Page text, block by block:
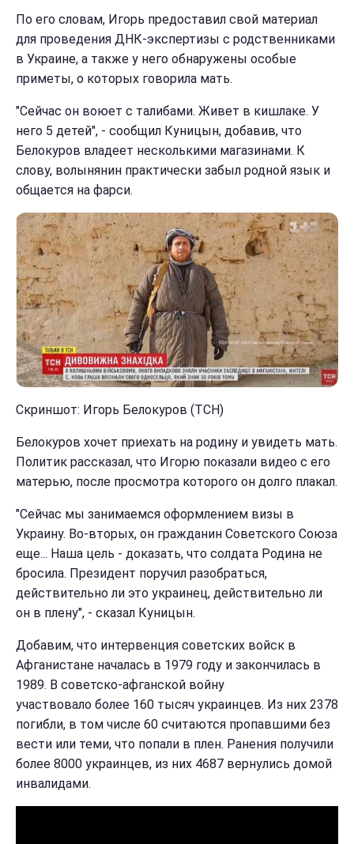
По его словам, Игорь предоставил свой материал
для проведения ДНК-экспертизы с родственниками
в Украине, а также у него обнаружены особые
приметы, о которых говорила мать.
"Сейчас он воюет с талибами. Живет в кишлаке. У
него 5 детей", - сообщил Куницын, добавив, что
Белокуров владеет несколькими магазинами. К
слову, волынянин практически забыл родной язык и
общается на фарси.
Скриншот: Игорь Белокуров (ТСН)
Белокуров хочет приехать на родину и увидеть мать.
Политик рассказал, что Игорю показали видео с его
матерью, после просмотра которого он долго плакал.
"Сейчас мы занимаемся оформлением визы в
Украину. Во-вторых, он гражданин Советского Союза
еще... Наша цель - доказать, что солдата Родина не
бросила. Президент поручил разобраться,
действительно ли это украинец, действительно ли
он в плену", - сказал Куницын.
Добавим, что интервенция советских войск в
Афганистане началась в 1979 году и закончилась в
1989. В советско-афганской войну
участвовало более 160 тысяч украинцев. Из них 2378
погибли, в том числе 60 считаются пропавшими без
вести или теми, что попали в плен. Ранения получили
более 8000 украинцев, из них 4687 вернулись домой
инвалидами.